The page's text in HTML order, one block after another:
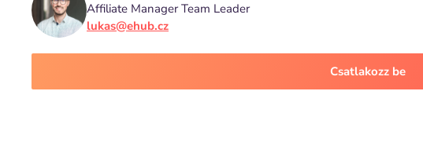
Affiliate Manager Team Leader
lukas@ehub.cz
Csatlakozz be